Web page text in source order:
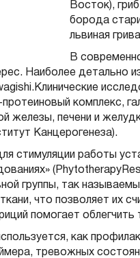
Восток),
борода
львиная
В
Наиболее детально
комплекс,
железы, печени и
Канцерогенеза).
стимуляции работы
группы, так
что позволяет их
помогает
как
тревожных